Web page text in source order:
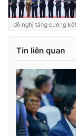
Tổng đài VTV:
Ðiện thoại Thời báo
Email:
đề nghị tăng cường
Tin liên quan